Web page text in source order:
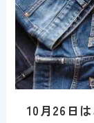
10月26日